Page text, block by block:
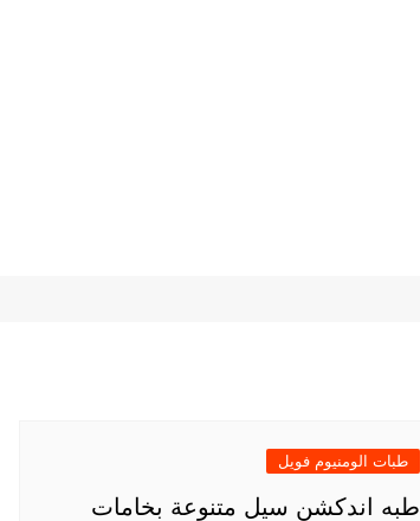
طبات الومنيوم فويل
طبه اندكشن سيل متنوعة بخامات